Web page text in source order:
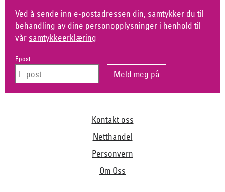
Ved å sende inn e-postadressen din, samtykker du til
behandling av dine personopplysninger i henhold til
vår samtykkeerklæring
Epost
Kontakt oss
Netthandel
Personvern
Om Oss